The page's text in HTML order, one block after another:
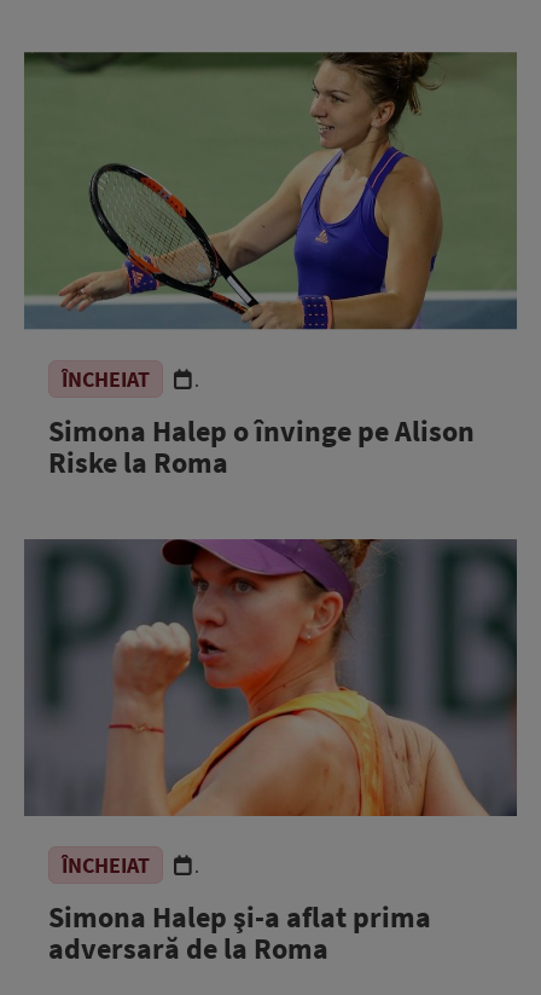
ÎNCHEIAT .
Simona Halep o învinge pe Alison
Riske la Roma
ÎNCHEIAT .
Simona Halep şi-a aflat prima
adversară de la Roma